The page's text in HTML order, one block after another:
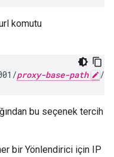
komutu
proxy-base-path /
bu seçenek tercih
bir Yönlendirici için IP